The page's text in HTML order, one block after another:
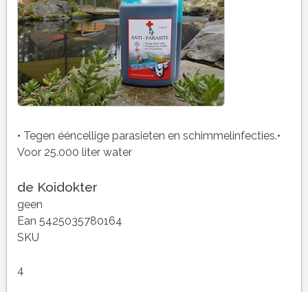
• Tegen ééncellige parasieten en schimmelinfecties.•
Voor 25.000 liter water
de Koidokter
geen
Ean 5425035780164
SKU
4